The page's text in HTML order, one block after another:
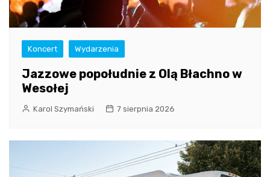
Koncert Wydarzenia
Jazzowe popołudnie z Olą Błachno w
Wesołej
Karol Szymański 7 sierpnia 2026